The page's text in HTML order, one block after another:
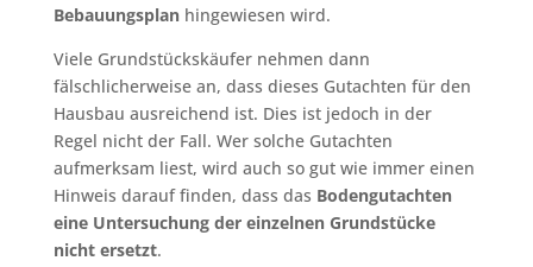
Bebauungsplanhingewiesen wird.
Viele Grundstückskäufer nehmen dann
fälschlicherweise an, dass dieses Gutachten für den
Hausbau ausreichend ist. Dies ist jedoch in der
Regel nicht der Fall. Wer solche Gutachten
aufmerksam liest, wird auch so gut wie immer einen
Hinweis darauf finden, dass das Bodengutachten
eine Untersuchung der einzelnen Grundstücke
nicht ersetzt.